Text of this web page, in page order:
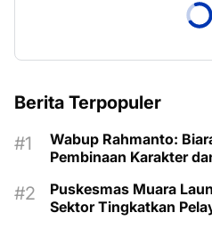
Berita Terpopuler
Wabup Rahmanto:
Pembinaan Karakter
Puskesmas Muara
Sektor Tingkatkan